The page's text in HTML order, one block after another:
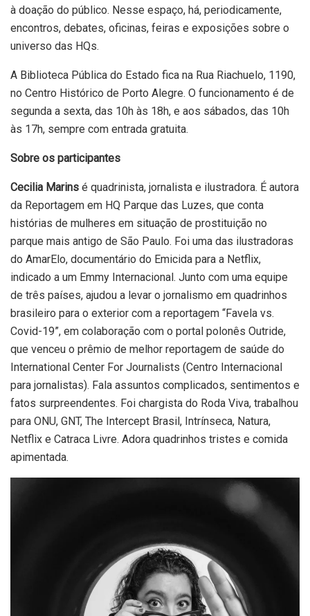
à doação do público. Nesse espaço, há, periodicamente,
encontros, debates, oficinas, feiras e exposições sobre o
universo das HQs.
A Biblioteca Pública do Estado fica na Rua Riachuelo, 1190,
no Centro Histórico de Porto Alegre. O funcionamento é de
segunda a sexta, das 10h às 18h, e aos sábados, das 10h
às 17h, sempre com entrada gratuita.
Sobre os participantes
Cecilia Marins é quadrinista, jornalista e ilustradora. É autora
da Reportagem em HQ Parque das Luzes, que conta
histórias de mulheres em situação de prostituição no
parque mais antigo de São Paulo. Foi uma das ilustradoras
do AmarElo, documentário do Emicida para a Netflix,
indicado a um Emmy Internacional. Junto com uma equipe
de três países, ajudou a levar o jornalismo em quadrinhos
brasileiro para o exterior com a reportagem “Favela vs.
Covid-19”, em colaboração com o portal polonês Outride,
que venceu o prêmio de melhor reportagem de saúde do
International Center For Journalists (Centro Internacional
para jornalistas). Fala assuntos complicados, sentimentos e
fatos surpreendentes. Foi chargista do Roda Viva, trabalhou
para ONU, GNT, The Intercept Brasil, Intrínseca, Natura,
Netflix e Catraca Livre. Adora quadrinhos tristes e comida
apimentada.